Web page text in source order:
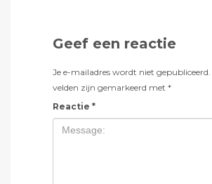
Geef een reactie
Je e-mailadres wordt niet gepubliceerd.
velden zijn gemarkeerd met *
Reactie *